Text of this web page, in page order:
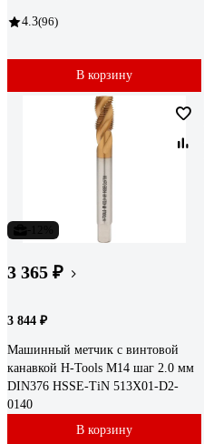
4.3(96)
В корзину
3 365 ₽
3 844 ₽
Машинный метчик с винтовой
канавкой H-Tools М14 шаг 2.0 мм
DIN376 HSSE-TiN 513X01-D2-
0140
В корзину